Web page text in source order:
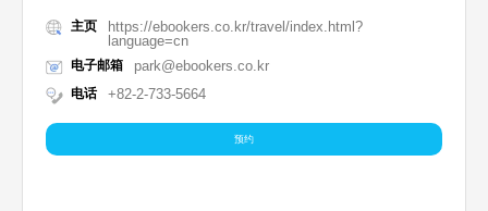
主页
https://ebookers.co.kr/travel/index.html?
language=cn
电子邮箱 park@ebookers.co.kr
电话 +82-2-733-5664
预约